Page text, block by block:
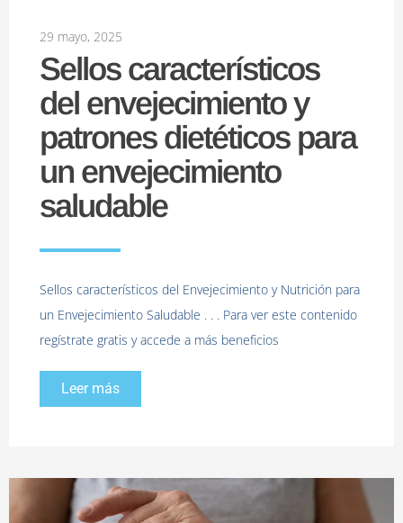
29 mayo, 2025
Sellos característicos
del envejecimiento y
patrones dietéticos para
un envejecimiento
saludable
Sellos característicos del Envejecimiento y Nutrición para
un Envejecimiento Saludable . . . Para ver este contenido
regístrate gratis y accede a más beneficios
Leer más